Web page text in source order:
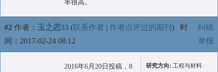
率很高。
#2 作者： 玉之恋33 (联系作者 | 作者点评过的期刊 ) 时
间：2017-02-24 08:12
纠错
举报
2016年6月20日投稿，8
研究方向: 工程与材料